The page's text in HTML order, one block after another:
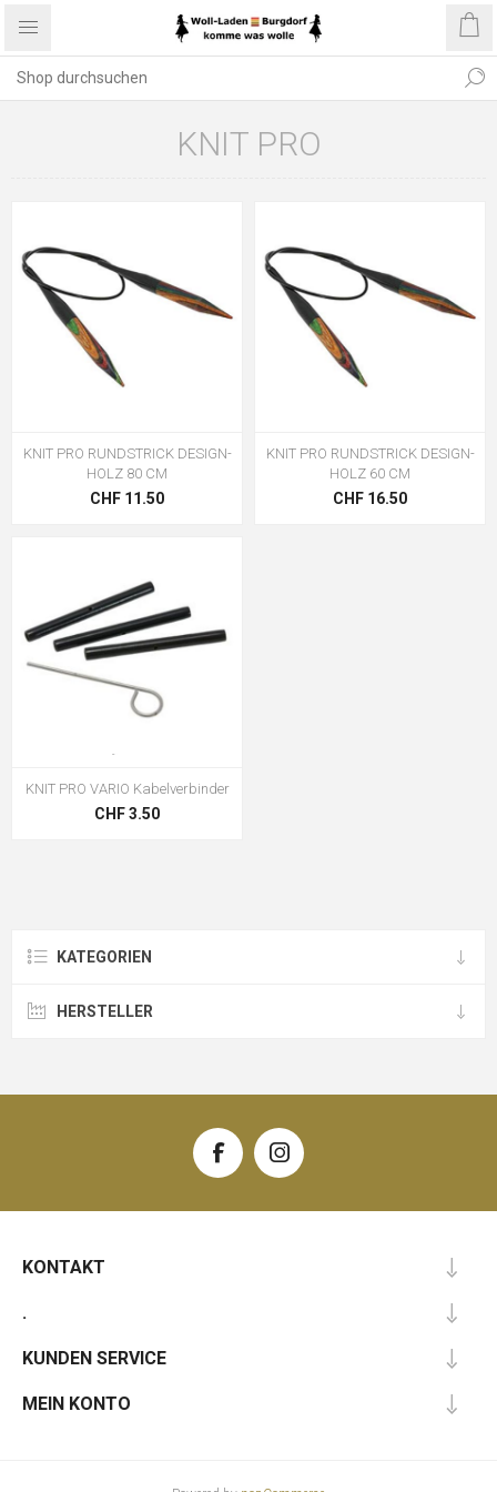
KNIT PRO
KNIT PRO RUNDSTRICK DESIGN-
HOLZ 80 CM
CHF 11.50
KNIT PRO RUNDSTRICK DESIGN-
HOLZ 60 CM
CHF 16.50
KNIT PRO VARIO Kabelverbinder
CHF 3.50
KATEGORIEN
HERSTELLER
KONTAKT
.
KUNDEN SERVICE
MEIN KONTO